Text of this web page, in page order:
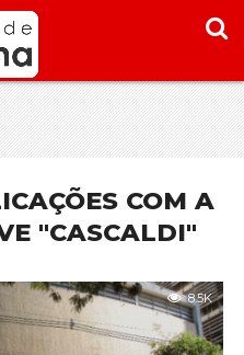
COM A
"CASCALDI"
8.5K